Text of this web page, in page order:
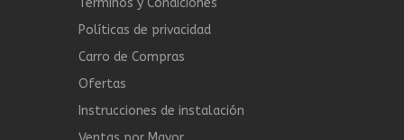
Términos y Condiciones
Políticas de privacidad
Carro de Compras
Ofertas
Instrucciones de instalación